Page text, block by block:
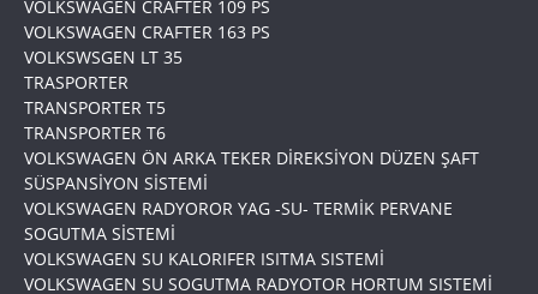
VOLKSWAGEN CRAFTER 109 PS
VOLKSWAGEN CRAFTER 163 PS
VOLKSWSGEN LT 35
TRASPORTER
TRANSPORTER T5
TRANSPORTER T6
VOLKSWAGEN ÖN ARKA TEKER DİREKSİYON DÜZEN ŞAFT
SÜSPANSİYON SİSTEMİ
VOLKSWAGEN RADYOROR YAG -SU- TERMİK PERVANE
SOGUTMA SİSTEMİ
VOLKSWAGEN SU KALORIFER ISITMA SISTEMİ
VOLKSWAGEN SU SOGUTMA RADYOTOR HORTUM SISTEMİ